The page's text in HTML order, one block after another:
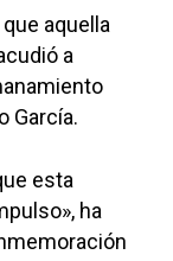
aquella
a
García.
esta
ha